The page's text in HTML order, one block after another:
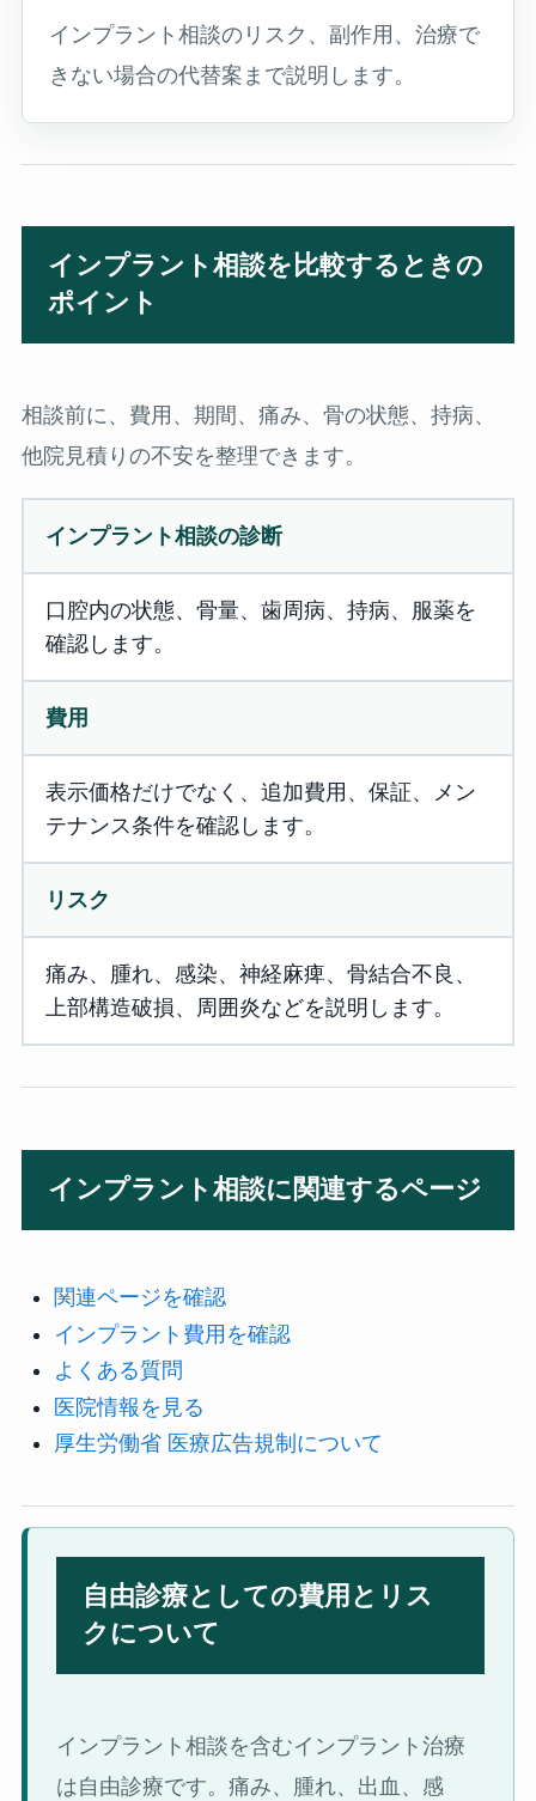
インプラント相談のリスク、副作用、治療で
きない場合の代替案まで説明します。
インプラント相談を比較するときの
ポイント
相談前に、費用、期間、痛み、骨の状態、持病、
他院見積りの不安を整理できます。
インプラント相談の診断
口腔内の状態、骨量、歯周病、持病、服薬を
確認します。
費用
表示価格だけでなく、追加費用、保証、メン
テナンス条件を確認します。
リスク
痛み、腫れ、感染、神経麻痺、骨結合不良、
上部構造破損、周囲炎などを説明します。
インプラント相談に関連するページ
関連ページを確認
インプラント費用を確認
よくある質問
医院情報を見る
厚生労働省 医療広告規制について
自由診療としての費用とリス
クについて
インプラント相談を含むインプラント治療
は自由診療です。痛み、腫れ、出血、感